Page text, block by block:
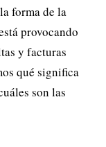
forma de la
provocando
y facturas
qué significa
son las